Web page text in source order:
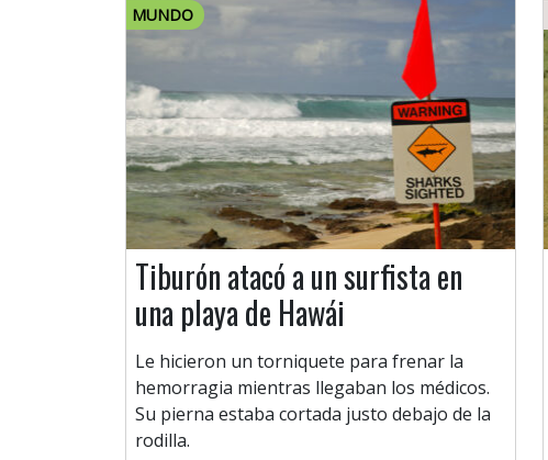
MUNDO
Tiburón atacó a un surfista en
una playa de Hawái
Le hicieron un torniquete para frenar la
hemorragia mientras llegaban los médicos.
Su pierna estaba cortada justo debajo de la
rodilla.